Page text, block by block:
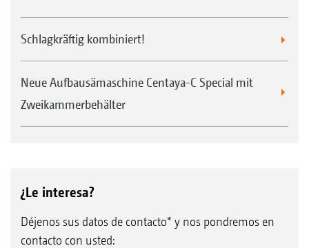
Schlagkräftig kombiniert!
Neue Aufbausämaschine Centaya-C Special mit
Zweikammerbehälter
¿Le interesa?
Déjenos sus datos de contacto* y nos pondremos en
contacto con usted: